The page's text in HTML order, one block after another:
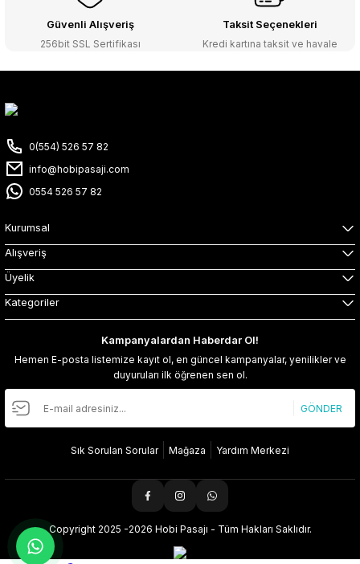
Güvenli Alışveriş
256bit SSL Sertifikası
Taksit Seçenekleri
Kredi kartına taksit ve havale
0(554) 526 57 82
info@hobipasaji.com
0554 526 57 82
Kurumsal
Alışveriş
Üyelik
Kategoriler
Kampanyalardan Haberdar Ol!
Hemen E-posta listemize kayıt ol, en güncel kampanyalar, yenilikler ve
duyuruları ilk öğrenen sen ol.
GÖNDER
Sık Sorulan Sorular Mağaza Yardım Merkezi
Copyright 2025 -2026 Hobi Pasajı - Tüm Hakları Saklıdır.